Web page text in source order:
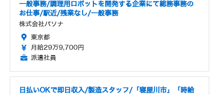
一般事務/調理用ロボットを開発する企業にて総務事務の
お仕事/駅近/残業なし/一般事務
株式会社パソナ
東京都
月給29万9,700円
派遣社員
日払いOKで即日収入/製造スタッフ/「寝屋川市」「時給